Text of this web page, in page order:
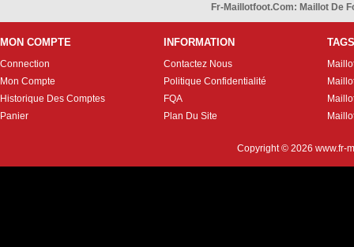
Fr-Maillotfoot.com: Maillot De
MON COMPTE
Connection
Mon Compte
Historique Des Comptes
Panier
INFORMATION
Contactez Nous
Politique Confidentialité
FQA
Plan Du Site
TAGS
Copyright © 2026 www.fr-